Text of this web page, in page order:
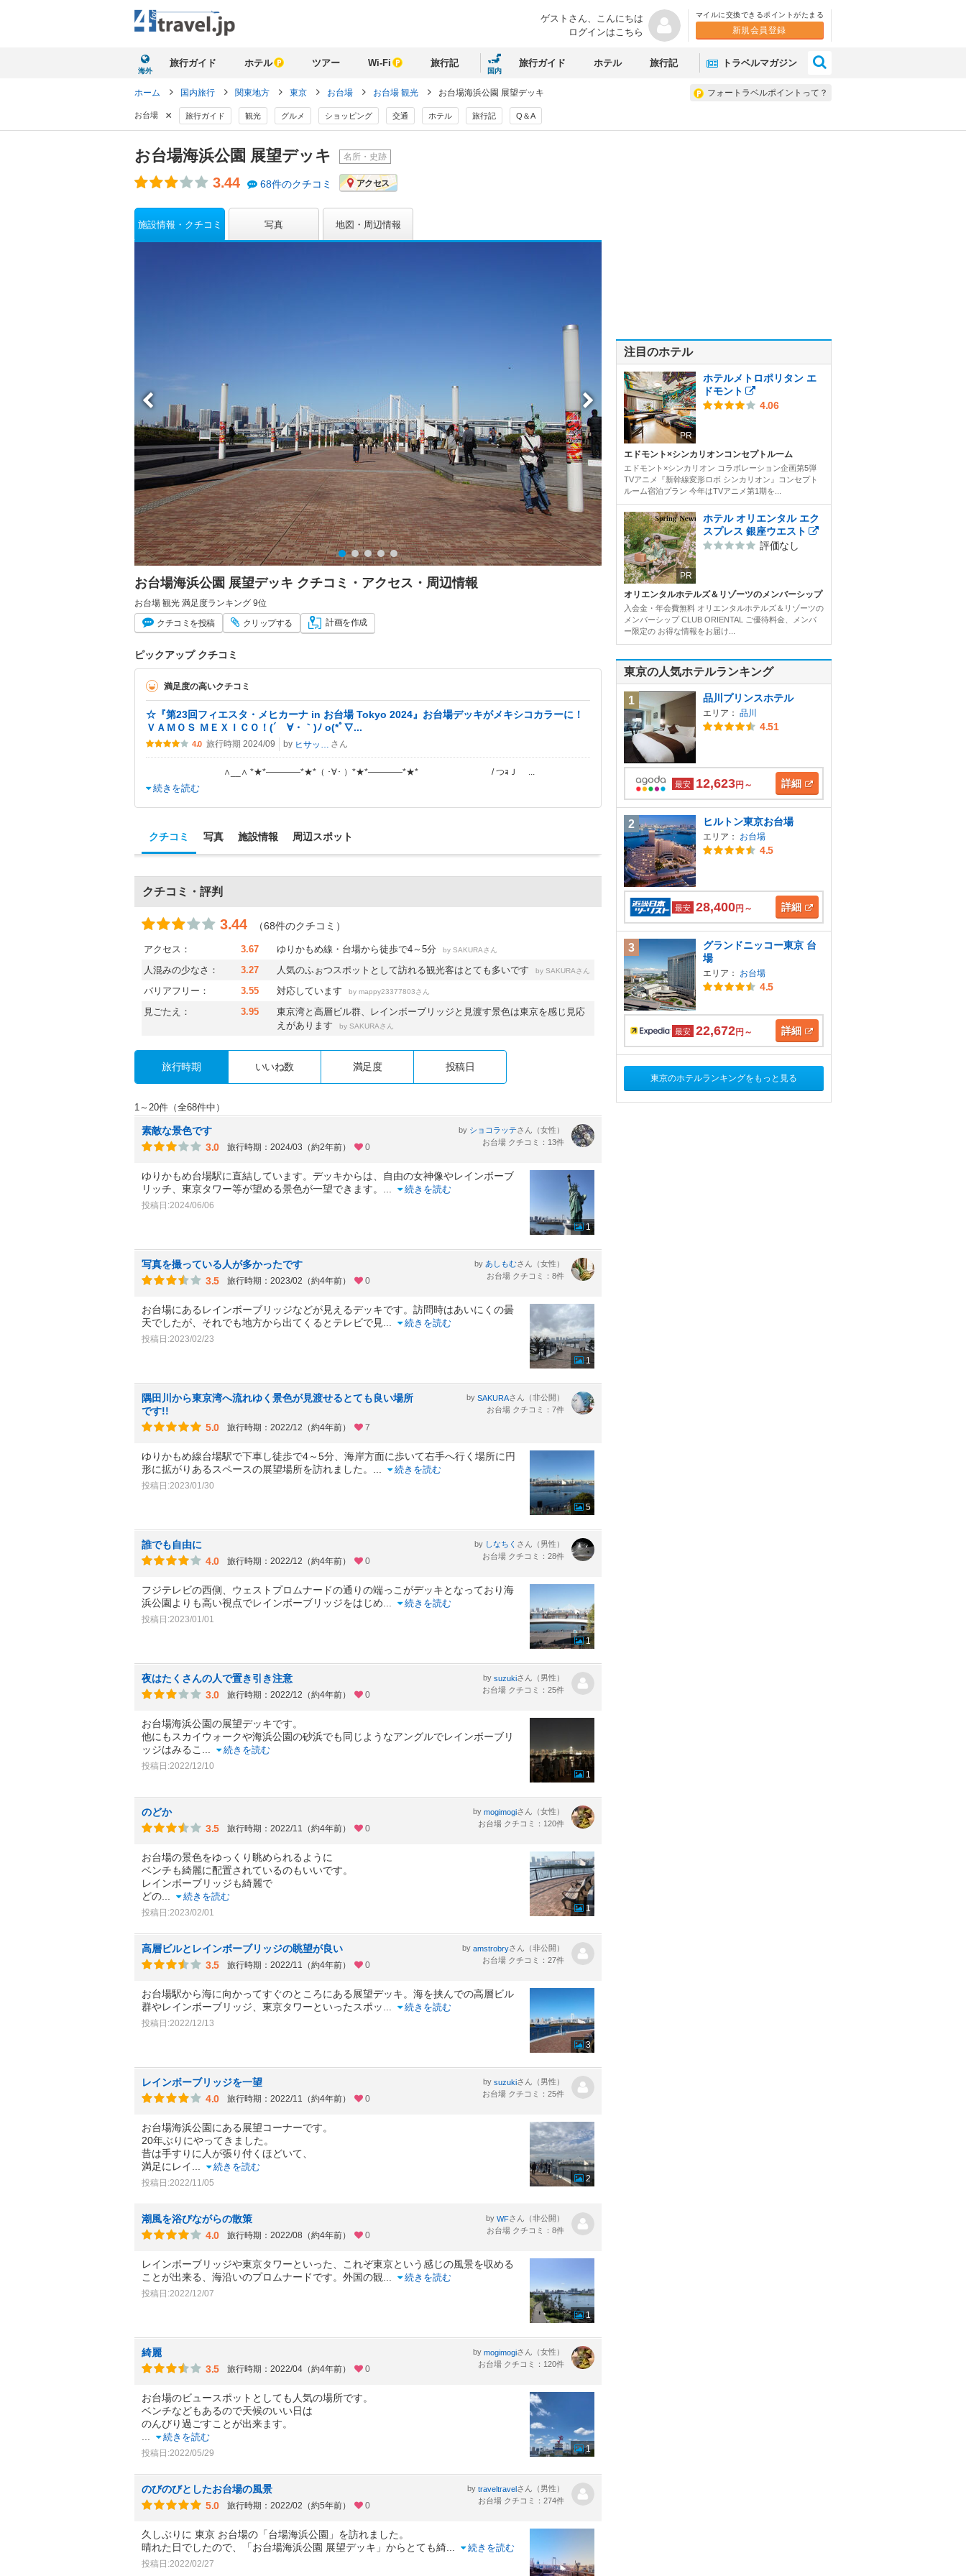
ゲストさん、 こんにちは
ログインはこちら
マイルに交換できるポイントがたまる
新規会員登録
海外
旅行ガイド ホテル ツアー Wi-Fi 旅行記
国内
旅行ガイド ホテル 旅行記 トラベルマガジン
フォートラベルポイントって？
ホーム 国内旅行 関東地方 東京 お台場 お台場 観光 お台場海浜公園 展望デッキ
お台場 × 旅行ガイド 観光 グルメ ショッピング 交通 ホテル 旅行記 Q＆A
お台場海浜公園 展望デッキ 名所・史跡
3.44 68件のクチコミ アクセス
施設情報・クチコミ 写真 地図・周辺情報
お台場海浜公園 展望デッキ クチコミ・アクセス・周辺情報
お台場 観光 満足度ランキング 9位
クチコミ を投稿 クリップする 計画を作成
ピックアップ クチコミ
満足度の高いクチコミ
☆『第23回フィエスタ・メヒカーナ in お台場 Tokyo 2024』お台場デッキがメキシコカラーに！
ＶＡＭＯＳ ＭＥＸＩＣＯ！(´ゝ∀・｀)ﾉ o(*ﾟ∇...
4.0 旅行時期 2024/09 by さん
∧__∧ *★*――――*★*（ ･∀･ ）*★*――――*★* / つｮＪ
続きを読む
クチコミ 写真 施設情報 周辺スポット
クチコミ・評判
3.44 （68件のクチコミ）
アクセス： 3.67 ゆりかもめ線・台場から徒歩で4～5分 by SAKURAさん
人混みの少なさ： 3.27 人気のふぉつスポットとして訪れる観光客はとても多いです by SAKURAさん
バリアフリー： 3.55 対応しています by mappy23377803さん
見ごたえ： 3.95
東京湾と高層ビル群、レインボーブリッジと見渡す景色は東京を感じ見応
えがあります
by SAKURAさん
旅行時期 いいね数 満足度 投稿日
1～20件（全68件中）
素敵な景色です
3.0
旅行時期：2024/03（約2年前） 0
by ショコラッテさん（女性）
お台場 クチコミ：13件
ゆりかもめ台場駅に直結しています。デッキからは、自由の女神像やレインボーブ
リッチ、東京タワー等が望める景色が一望できます。
続きを読む
投稿日:2024/06/06
1
写真を撮っている人が多かったです
3.5
旅行時期：2023/02（約4年前） 0
by あしもむさん（女性）
お台場 クチコミ：8件
お台場にあるレインボーブリッジなどが見えるデッキです。訪問時はあいにくの曇
天でしたが、それでも地方から出てくるとテレビで見
続きを読む
投稿日:2023/02/23
1
隅田川から東京湾へ流れゆく景色が見渡せるとても良い場所
です!!
5.0
旅行時期：2022/12（約4年前） 7
by SAKURAさん（非公開）
お台場 クチコミ：7件
ゆりかもめ線台場駅で下車し徒歩で4～5分、海岸方面に歩いて右手へ行く場所に円
形に拡がりあるスペースの展望場所を訪れました。
続きを読む
投稿日:2023/01/30
5
誰でも自由に
4.0
旅行時期：2022/12（約4年前） 0
by しなちく さん（男性）
お台場 クチコミ：28件
フジテレビの西側、ウェストプロムナードの通りの端っこがデッキとなっており海
浜公園よりも高い視点でレインボーブリッジをはじめ
続きを読む
投稿日:2023/01/01
1
夜はたくさんの人で置き引き注意
3.0
旅行時期：2022/12（約4年前） 0
by suzukiさん（男性）
お台場 クチコミ：25件
お台場海浜公園の展望デッキです。
他にもスカイウォークや海浜公園の砂浜でも同じようなアングルでレインボーブリ
ッジはみるこ
続きを読む
投稿日:2022/12/10
1
のどか
3.5
旅行時期：2022/11（約4年前） 0
by mogimogiさん（女性）
お台場 クチコミ：120件
お台場の景色をゆっくり眺められるように
ベンチも綺麗に配置されているのもいいです。
レインボーブリッジも綺麗で
どの
続きを読む
投稿日:2023/02/01 1
高層ビルとレインボーブリッジの眺望が良い
3.5
旅行時期：2022/11（約4年前） 0
by amstrobryさん（非公開）
お台場 クチコミ：27件
お台場駅から海に向かってすぐのところにある展望デッキ。海を挟んでの高層ビル
群やレインボーブリッジ、東京タワーといったスポッ
続きを読む
投稿日:2022/12/13
3
レインボーブリッジを一望
4.0
旅行時期：2022/11（約4年前） 0
by suzukiさん（男性）
お台場 クチコミ：25件
お台場海浜公園にある展望コーナーです。
20年ぶりにやってきました。
昔は手すりに人が張り付くほどいて、
満足にレイ
続きを読む
投稿日:2022/11/05 2
潮風を浴びながらの散策
4.0
旅行時期：2022/08（約4年前） 0
by WFさん（非公開）
お台場 クチコミ：8件
レインボーブリッジや東京タワーといった、これぞ東京という感じの風景を収める
ことが出来る、海沿いのプロムナードです。外国の観
続きを読む
投稿日:2022/12/07
1
綺麗
3.5
旅行時期：2022/04（約4年前） 0
by mogimogiさん（女性）
お台場 クチコミ：120件
お台場のビュースポットとしても人気の場所です。
ベンチなどもあるので天候のいい日は
のんびり過ごすことが出来ます。
続きを読む
投稿日:2022/05/29 1
のびのびとしたお台場の風景
5.0
旅行時期：2022/02（約5年前） 0
by traveltravelさん（男性）
お台場 クチコミ：274件
久しぶりに 東京 お台場の「台場海浜公園」を訪れました。
晴れた日でしたので、「お台場海浜公園 展望デッキ」からとても綺
続きを読む
投稿日:2022/02/27
注目のホテル
PR
ホテルメトロポリタン エ
ドモント
4.06
エドモント×シンカリオンコンセプトルーム
エドモント×シンカリオン コラボレーション企画第5弾
TVアニメ『新幹線変形ロボ シンカリオン』コンセプト
ルーム宿泊プラン 今年はTVアニメ第1期を...
PR
ホテル オリエンタル エク
スプレス 銀座ウエスト
評価なし
オリエンタルホテルズ＆リゾーツのメンバーシップ
入会金・年会費無料 オリエンタルホテルズ＆リゾーツの
メンバーシップ CLUB ORIENTAL ご優待料金、メンバ
ー限定の お得な情報をお届け...
東京の人気ホテルランキング
1 品川プリンスホテル
エリア： 品川
4.51
最安 12,623円～ 詳細
2 ヒルトン東京お台場
エリア： お台場
4.5
最安 28,400円～ 詳細
3
グランドニッコー東京 台
場
エリア： お台場
4.5
最安 22,672円～ 詳細
東京のホテルランキングをもっと見る